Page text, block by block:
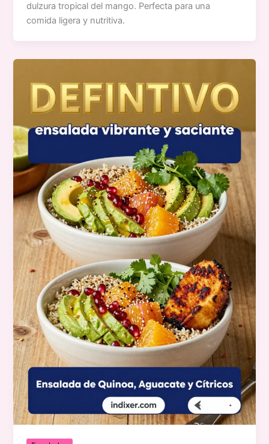
dulzura tropical del mango. Perfecta para una
comida ligera y nutritiva.